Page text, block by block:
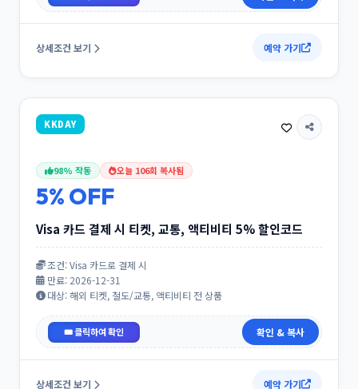
상세조건 보기 예약 가기
KKDAY
98% 작동 오늘 106회 복사됨
5% OFF
Visa 카드 결제 시 티켓, 교통, 액티비티 5% 할인코드
조건: Visa 카드로 결제 시
만료: 2026-12-31
대상: 해외 티켓, 철도/교통, 액티비티 전 상품
26VISA05 확인 & 복사
상세조건 보기 예약 가기